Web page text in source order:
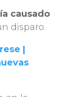
causado
disparo.
|